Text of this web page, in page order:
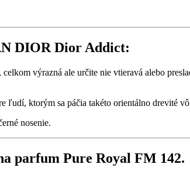
DIOR Dior Addict:
výrazná ale určite nie vtieravá alebo
ktorým sa páčia takéto orientálno drevité
nosenie.
parfum Pure Royal FM 142.